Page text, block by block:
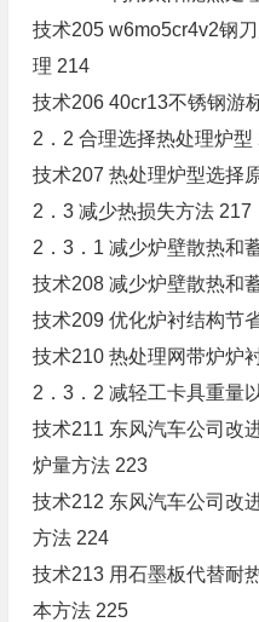
技术205 w6mo5cr4v2钢
理 214
技术206 40cr13不锈钢游
2．2 合理选择热处理炉型
技术207 热处理炉型选择
2．3 减少热损失方法 217
2．3．1 减少炉壁散热和
技术208 减少炉壁散热和
技术209 优化炉衬结构节
技术210 热处理网带炉炉
2．3．2 减轻工卡具重量
技术211 东风汽车公司改
炉量方法 223
技术212 东风汽车公司改
方法 224
技术213 用石墨板代替耐
本方法 225